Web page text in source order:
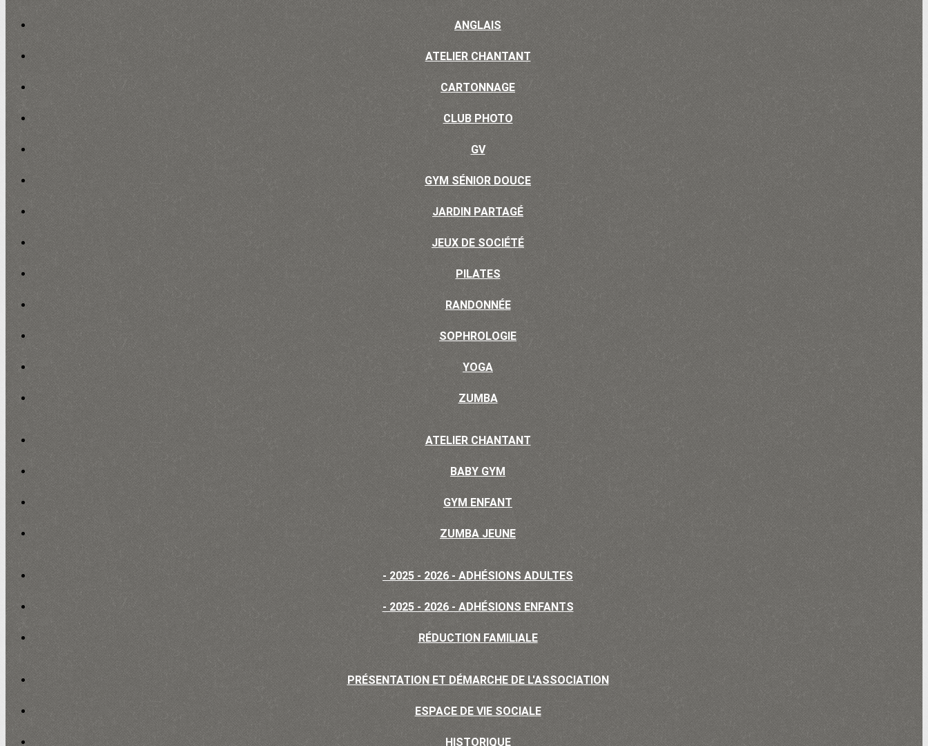
ANGLAIS
ATELIER CHANTANT
CARTONNAGE
CLUB PHOTO
GV
GYM SÉNIOR DOUCE
JARDIN PARTAGÉ
JEUX DE SOCIÉTÉ
PILATES
RANDONNÉE
SOPHROLOGIE
YOGA
ZUMBA
ATELIER CHANTANT
BABY GYM
GYM ENFANT
ZUMBA JEUNE
- 2025 - 2026 - ADHÉSIONS ADULTES
- 2025 - 2026 - ADHÉSIONS ENFANTS
RÉDUCTION FAMILIALE
PRÉSENTATION ET DÉMARCHE DE L'ASSOCIATION
ESPACE DE VIE SOCIALE
HISTORIQUE